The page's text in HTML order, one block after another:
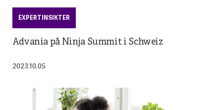
EXPERTINSIKTER
Advania på Ninja Summit i Schweiz
2023.10.05